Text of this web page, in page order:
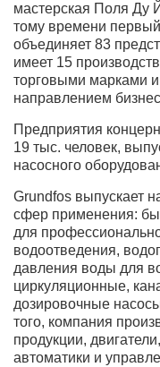
мастерская Поля Ду
тому времени
объединяет 83
имеет 15
торговыми марками и
направлением
Предприятия
19 тыс. человек,
насосного
Grundfos выпускает
сфер применения:
для
водоотведения,
давления воды для
циркуляционные,
дозировочные
того, компания
продукции,
автоматики и